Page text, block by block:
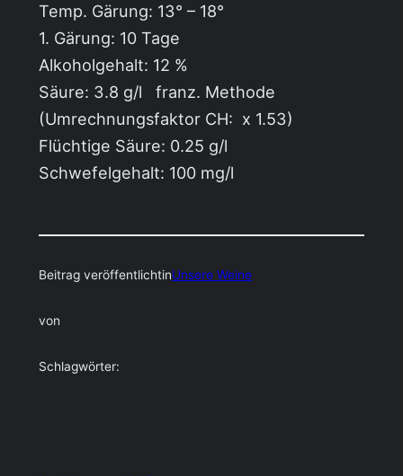
Temp. Gärung: 13° – 18°
1. Gärung: 10 Tage
Alkoholgehalt: 12 %
Säure: 3.8 g/l franz. Methode
(Umrechnungsfaktor CH: x 1.53)
Flüchtige Säure: 0.25 g/l
Schwefelgehalt: 100 mg/l
Beitrag veröffentlichtinUnsere Weine
von
Schlagwörter: